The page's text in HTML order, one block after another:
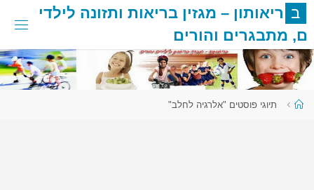
דלגו
לתוכן
ב ריאותון – מגזין בריאות ותזונה לילדי
ם, מתבגרים והורים
עמוד תיוגי פוסטים "אלרגיה לחלב"